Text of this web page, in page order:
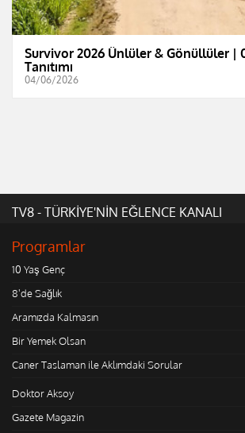
Survivor 2026 Ünlüler & Gönüllüler |
Tanıtımı
04/06/2026
TV8 - TÜRKİYE'NİN EĞLENCE KANALI
Programlar
10 Yaş Genç
8'de Sağlık
Aramızda Kalmasın
Bir Yemek Olsan
Caner Taslaman ile Aklımdaki Sorular
Doktor Aksoy
Gazete Magazin